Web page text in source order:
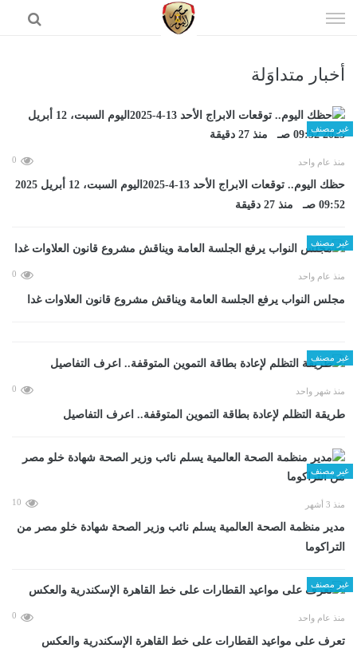
الى
أخبار متداوَلة
غير مصنف
منذ عام واحد 0
حظك اليوم.. توقعات الابراج الأحد 13-4-2025اليوم السبت، 12 أبريل 2025
09:52 صـ منذ 27 دقيقة
غير مصنف
منذ عام واحد 0
مجلس النواب يرفع الجلسة العامة ويناقش مشروع قانون العلاوات غدا
غير مصنف
منذ شهر واحد 0
طريقة التظلم لإعادة بطاقة التموين المتوقفة.. اعرف التفاصيل
غير مصنف
منذ 3 أشهر 10
مدير منظمة الصحة العالمية يسلم نائب وزير الصحة شهادة خلو مصر من
التراكوما
غير مصنف
منذ عام واحد 0
تعرف على مواعيد القطارات على خط القاهرة الإسكندرية والعكس